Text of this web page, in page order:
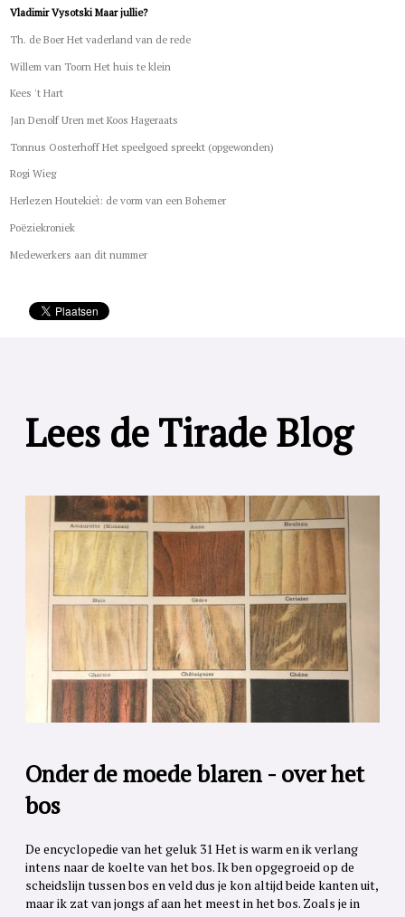
Vladimir Vysotski Maar jullie?
Th. de Boer Het vaderland van de rede
Willem van Toorn Het huis te klein
Kees 't Hart
Jan Denolf Uren met Koos Hageraats
Tonnus Oosterhoff Het speelgoed spreekt (opgewonden)
Rogi Wieg
Herlezen Houtekiet̀: de vorm van een Bohemer
Poëziekroniek
Medewerkers aan dit nummer
Lees de Tirade Blog
Onder de moede blaren - over het
bos
De encyclopedie van het geluk 31 Het is warm en ik verlang
intens naar de koelte van het bos. Ik ben opgegroeid op de
scheidslijn tussen bos en veld dus je kon altijd beide kanten uit,
maar ik zat van jongs af aan het meest in het bos. Zoals je in